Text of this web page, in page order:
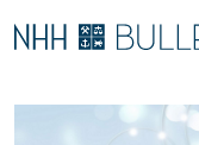
M
E
LO
Ø
Stipendiater og